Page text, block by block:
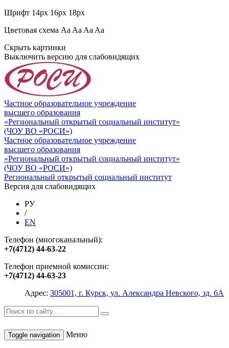
Шрифт 14px 16px 18px
Цветовая схема Aa Aa Aa Aa
Скрыть картинки
Выключить версию для слабовидящих
Частное образовательное учреждение
высшего образования
«Региональный открытый социальный институт»
(ЧОУ ВО «РОСИ»)
Частное образовательное учреждение
высшего образования
«Региональный открытый социальный институт»
(ЧОУ ВО «РОСИ»)
Региональный открытый социальный институт
Версия для слабовидящих
РУ
/
EN
Телефон (многоканальный):
+7(4712) 44-63-22
Телефон приемной комиссии:
+7(4712) 44-63-23
Адрес: 305001, г. Курск, ул. Александра Невского, зд. 6А
Toggle navigation Меню